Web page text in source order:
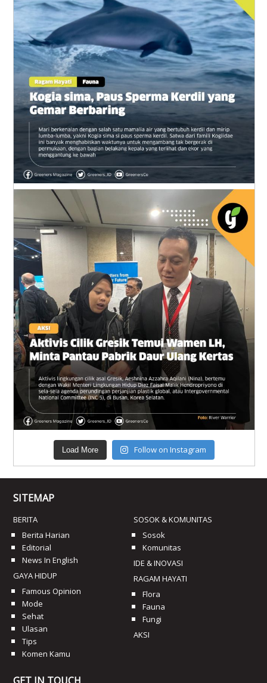
Load More Follow on Instagram
SITEMAP
BERITA
Berita Harian
Editorial
News In English
GAYA HIDUP
Famous Opinion
Mode
Sehat
Ulasan
Tips
Komen Kamu
SOSOK & KOMUNITAS
Sosok
Komunitas
IDE & INOVASI
RAGAM HAYATI
Flora
Fauna
Fungi
AKSI